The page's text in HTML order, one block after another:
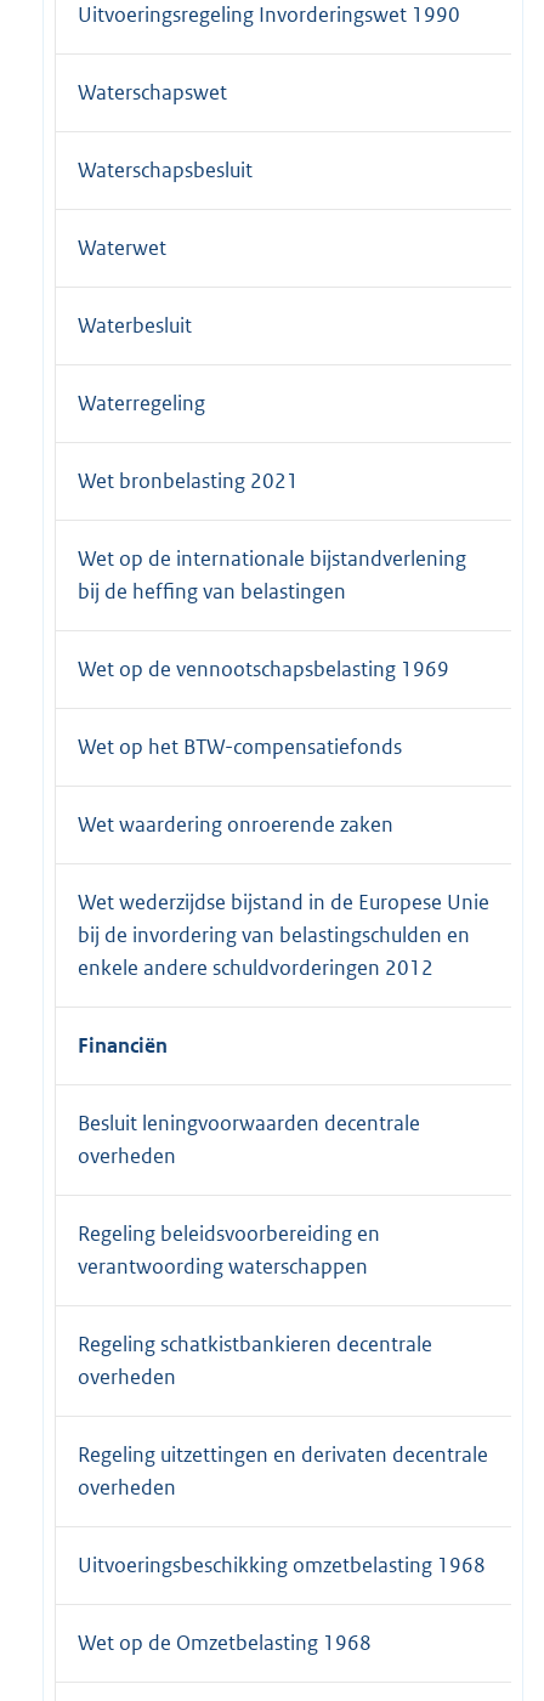
Uitvoeringsregeling Invorderingswet 1990
Waterschapswet
Waterschapsbesluit
Waterwet
Waterbesluit
Waterregeling
Wet bronbelasting 2021
Wet op de internationale bijstandverlening
bij de heffing van belastingen
Wet op de vennootschapsbelasting 1969
Wet op het BTW-compensatiefonds
Wet waardering onroerende zaken
Wet wederzijdse bijstand in de Europese Unie
bij de invordering van belastingschulden en
enkele andere schuldvorderingen 2012
Financiën
Besluit leningvoorwaarden decentrale
overheden
Regeling beleidsvoorbereiding en
verantwoording waterschappen
Regeling schatkistbankieren decentrale
overheden
Regeling uitzettingen en derivaten decentrale
overheden
Uitvoeringsbeschikking omzetbelasting 1968
Wet op de Omzetbelasting 1968